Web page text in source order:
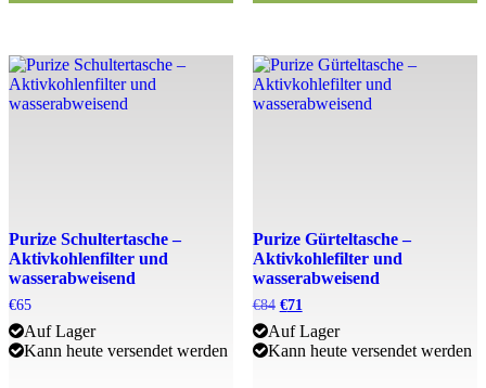
Purize Schultertasche –
Aktivkohlenfilter und
wasserabweisend
€65
Auf Lager
Kann heute versendet werden
Purize Gürteltasche –
Aktivkohlefilter und
wasserabweisend
€84 Ursprünglicher
Preis
war:
€84
€71
Preis
ist:
€71.
Auf Lager
Kann heute versendet werden